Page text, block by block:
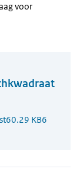
voor
60.29 KB6